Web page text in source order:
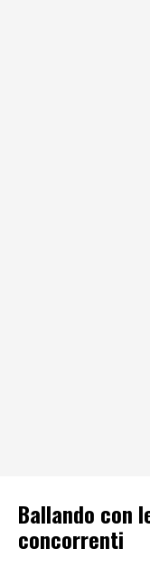
Ballando con
concorrenti